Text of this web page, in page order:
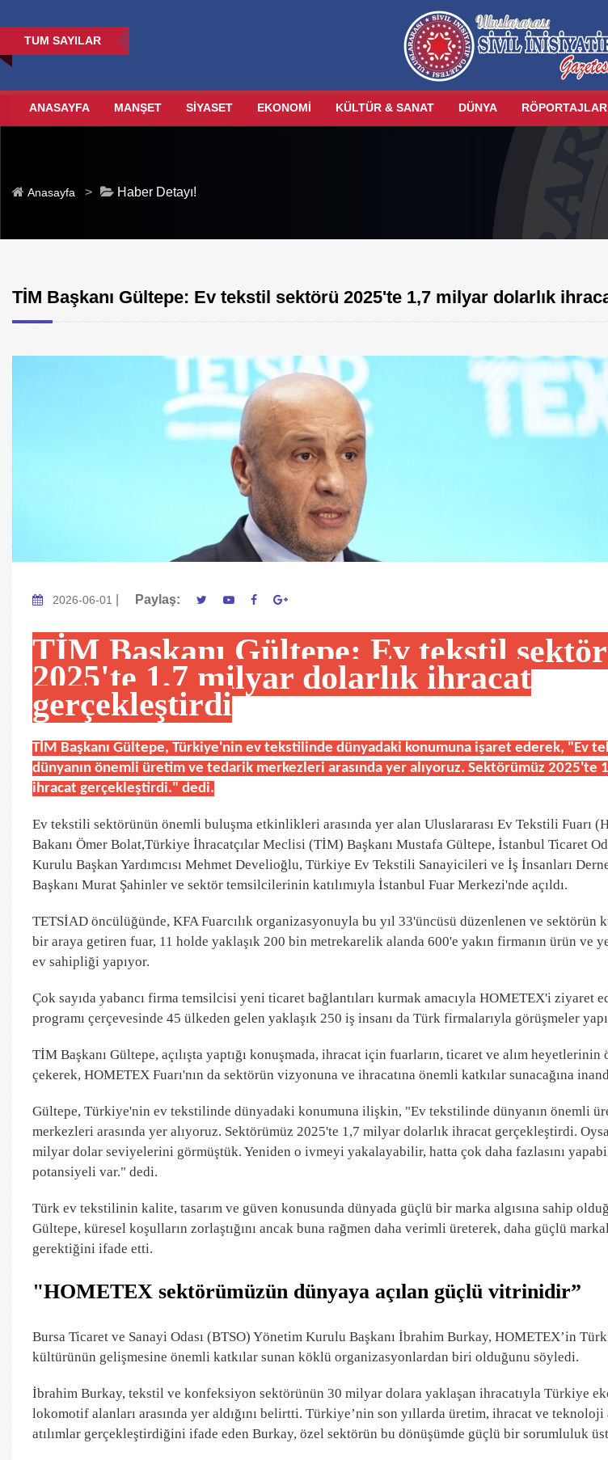
TUM SAYILAR
ANASAYFA MANŞET SİYASET EKONOMİ KÜLTÜR & SANAT DÜNYA RÖPORTAJLAR
Anasayfa > Haber Detayı!
TİM Başkanı Gültepe: Ev tekstil sektörü 2025'te 1,7 milyar dolarlık
2026-06-01 Paylaş:
TİM Başkanı Gültepe: Ev tekstil
2025'te 1,7 milyar dolarlık ihracat
gerçekleştirdi
TİM Başkanı Gültepe, Türkiye'nin ev tekstilinde dünyadaki konumuna işaret ederek, "Ev
dünyanın önemli üretim ve tedarik merkezleri arasında yer alıyoruz. Sektörümüz 2025'te
ihracat gerçekleştirdi." dedi.
Ev tekstili sektörünün önemli buluşma etkinlikleri arasında yer alan Uluslararası Ev Tekstili Fuarı
Bakanı Ömer Bolat,Türkiye İhracatçılar Meclisi (TİM) Başkanı Mustafa Gültepe, İstanbul Ticaret
Kurulu Başkan Yardımcısı Mehmet Develioğlu, Türkiye Ev Tekstili Sanayicileri ve İş İnsanları
Başkanı Murat Şahinler ve sektör temsilcilerinin katılımıyla İstanbul Fuar Merkezi'nde açıldı.
TETSİAD öncülüğünde, KFA Fuarcılık organizasyonuyla bu yıl 33'üncüsü düzenlenen ve sektörün
bir araya getiren fuar, 11 holde yaklaşık 200 bin metrekarelik alanda 600'e yakın firmanın ürün ve
ev sahipliği yapıyor.
Çok sayıda yabancı firma temsilcisi yeni ticaret bağlantıları kurmak amacıyla HOMETEX'i ziyaret
programı çerçevesinde 45 ülkeden gelen yaklaşık 250 iş insanı da Türk firmalarıyla görüşmeler
TİM Başkanı Gültepe, açılışta yaptığı konuşmada, ihracat için fuarların, ticaret ve alım
çekerek, HOMETEX Fuarı'nın da sektörün vizyonuna ve ihracatına önemli katkılar sunacağına
Gültepe, Türkiye'nin ev tekstilinde dünyadaki konumuna ilişkin, "Ev tekstilinde dünyanın önemli
merkezleri arasında yer alıyoruz. Sektörümüz 2025'te 1,7 milyar dolarlık ihracat gerçekleştirdi.
milyar dolar seviyelerini görmüştük. Yeniden o ivmeyi yakalayabilir, hatta çok daha fazlasını
potansiyeli var." dedi.
Türk ev tekstilinin kalite, tasarım ve güven konusunda dünyada güçlü bir marka algısına sahip
Gültepe, küresel koşulların zorlaştığını ancak buna rağmen daha verimli üreterek, daha güçlü
gerektiğini ifade etti.
"HOMETEX sektörümüzün dünyaya açılan güçlü vitrinidir”
Bursa Ticaret ve Sanayi Odası (BTSO) Yönetim Kurulu Başkanı İbrahim Burkay, HOMETEX’in
kültürünün gelişmesine önemli katkılar sunan köklü organizasyonlardan biri olduğunu söyledi.
İbrahim Burkay, tekstil ve konfeksiyon sektörünün 30 milyar dolara yaklaşan ihracatıyla Türkiye
lokomotif alanları arasında yer aldığını belirtti. Türkiye’nin son yıllarda üretim, ihracat ve teknoloji
atılımlar gerçekleştirdiğini ifade eden Burkay, özel sektörün bu dönüşümde güçlü bir sorumluluk